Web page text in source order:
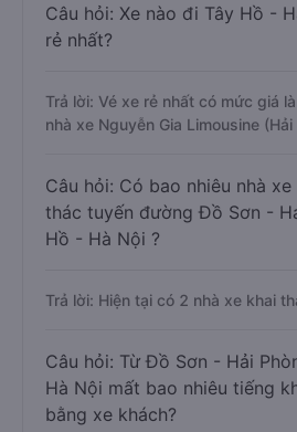
Câu hỏi: Xe nào đi Tây Hồ -
rẻ nhất?
Trả lời: Vé xe rẻ nhất có mức giá
nhà xe Nguyễn Gia Limousine (Hải
Câu hỏi: Có bao nhiêu nhà
thác tuyến đường Đồ Sơn -
Hồ - Hà Nội ?
Trả lời: Hiện tại có 2 nhà xe khai
Câu hỏi: Từ Đồ Sơn - Hải
Hà Nội mất bao nhiêu tiếng
bằng xe khách?